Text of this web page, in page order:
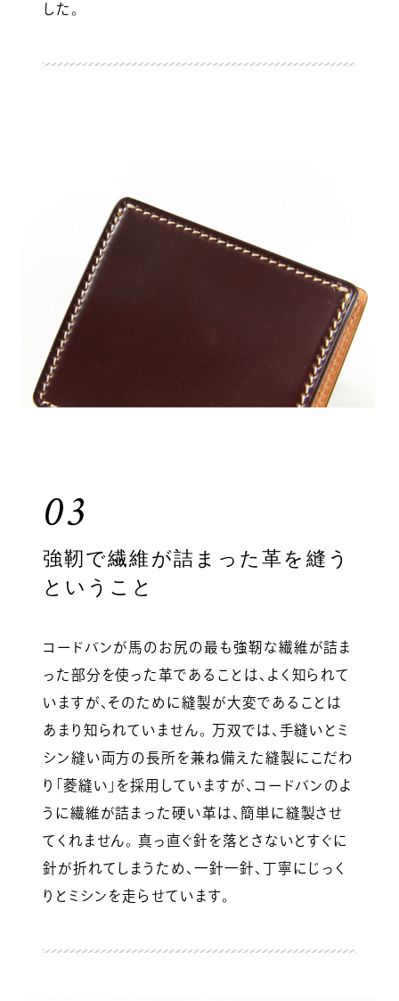
した。
03
強靭で繊維が詰まった革を縫う
ということ
コードバンが馬のお尻の最も強靭な繊維が詰ま
った部分を使った革であることは、よく知られて
いますが、そのために縫製が大変であることは
あまり知られていません。 万双では、手縫いとミ
シン縫い両方の長所を兼ね備えた縫製にこだわ
り「菱縫い」を採用していますが、コードバンのよ
うに繊維が詰まった硬い革は、簡単に縫製させ
てくれません。 真っ直ぐ針を落とさないとすぐに
針が折れてしまうため、一針一針、丁寧にじっく
りとミシンを走らせています。